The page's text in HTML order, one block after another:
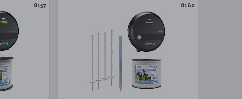
8157 8160